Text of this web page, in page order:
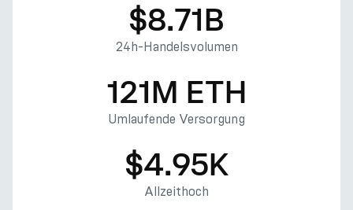
$8.71B
24h-Handelsvolumen
121M ETH
Umlaufende Versorgung
$4.95K
Allzeithoch